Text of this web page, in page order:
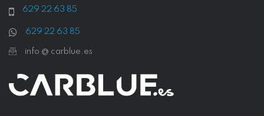
629 22 63 85
629 22 63 85
info @ carblue.es